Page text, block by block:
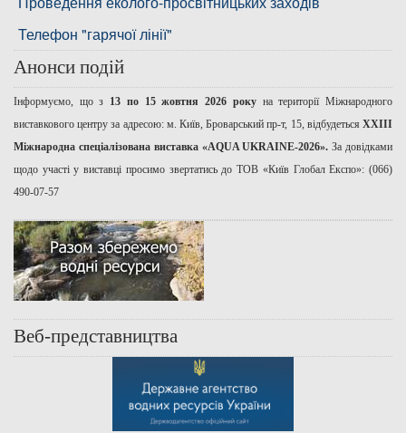
Телефон "гарячої лінії"
Анонси подій
Інформуємо, що з 13 по 15 жовтня 2026 рокуна території Міжнародного
виставкового центру за адресою: м. Київ, Броварський пр-т, 15, відбудеться ХХІІІ
Міжнародна спеціалізована виставка «AQUA UKRAINE-2026».За довідками
щодо участі у виставці просимо звертатись до ТОВ «Київ Глобал Експо»: (066)
490-07-57
Веб-представництва